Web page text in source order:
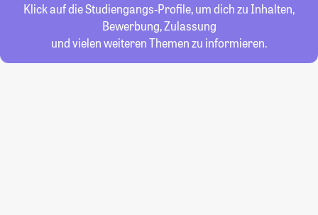
Klick auf die Studiengangs-Profile, um dich zu Inhalten,
Bewerbung, Zulassung
und vielen weiteren Themen zu informieren.